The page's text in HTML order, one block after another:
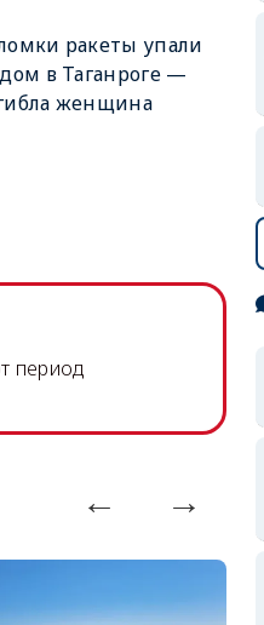
ракеты упали
в Таганроге —
женщина
период